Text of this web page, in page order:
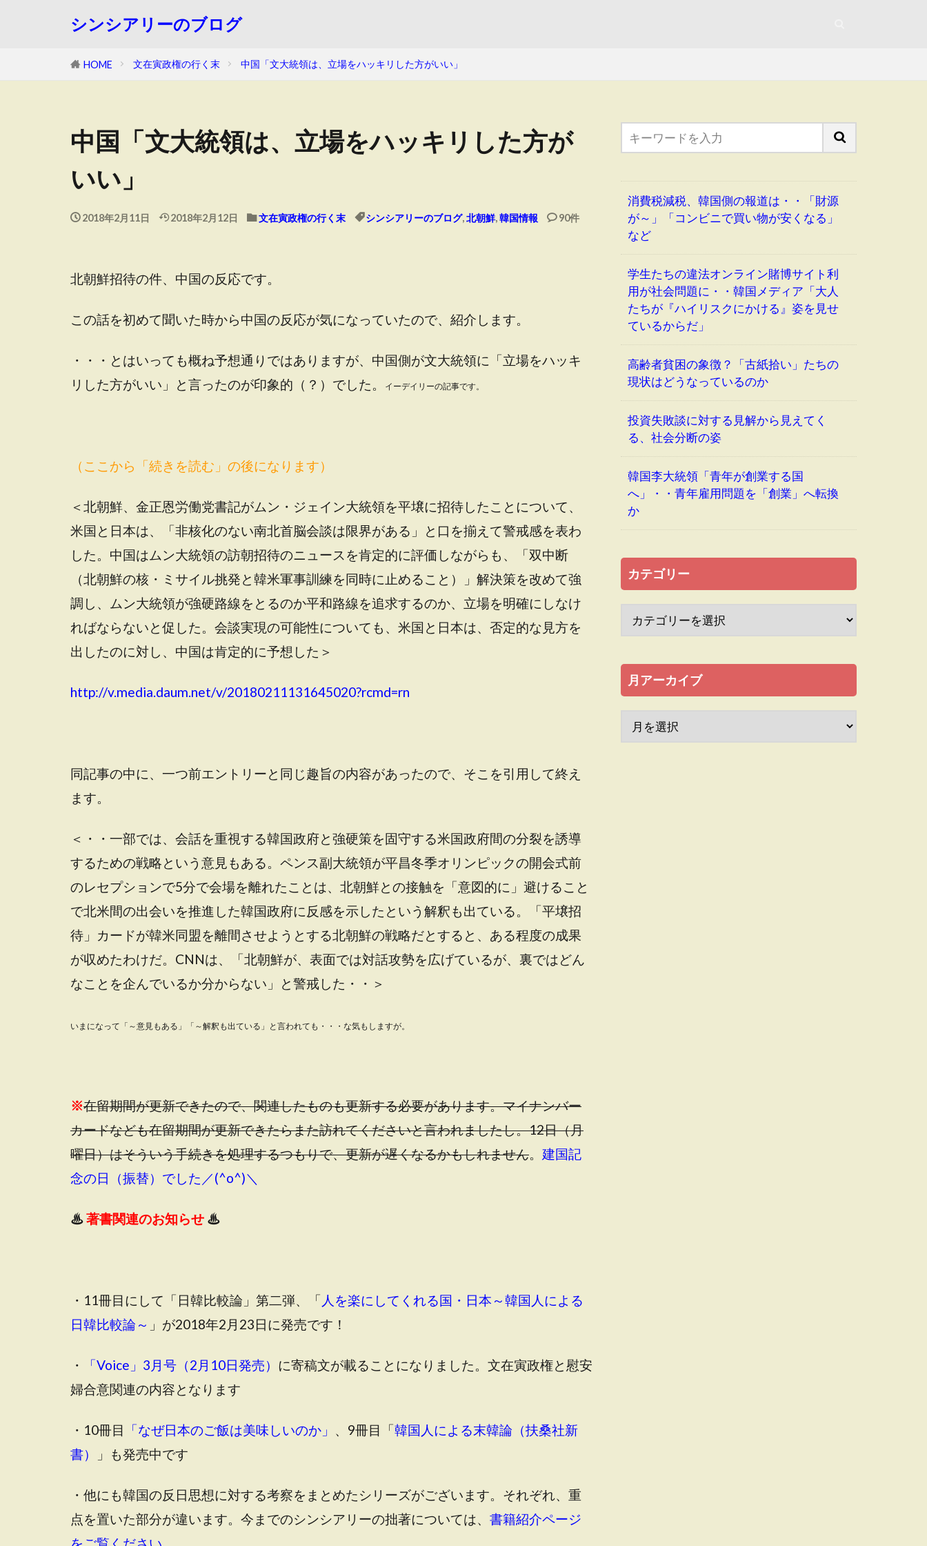
シンシアリーのブログ
HOME 文在寅政権の行く末 中国「文大統領は、立場をハッキリした方がいい」
中国「文大統領は、立場をハッキリした方が
いい」
2018年2月11日 2018年2月12日 文在寅政権の行く末 シンシアリーのブログ,北朝鮮,韓国情報 90件
北朝鮮招待の件、中国の反応です。
この話を初めて聞いた時から中国の反応が気になっていたので、紹介します。
・・・とはいっても概ね予想通りではありますが、中国側が文大統領に「立場をハッキ
リした方がいい」と言ったのが印象的（？）でした。
イーデイリーの記事です。
（ここから「続きを読む」の後になります）
＜北朝鮮、金正恩労働党書記がムン・ジェイン大統領を平壌に招待したことについて、
米国と日本は、「非核化のない南北首脳会談は限界がある」と口を揃えて警戒感を表わ
した。中国はムン大統領の訪朝招待のニュースを肯定的に評価しながらも、「双中断
（北朝鮮の核・ミサイル挑発と韓米軍事訓練を同時に止めること）」解決策を改めて強
調し、ムン大統領が強硬路線をとるのか平和路線を追求するのか、立場を明確にしなけ
ればならないと促した。会談実現の可能性についても、米国と日本は、否定的な見方を
出したのに対し、中国は肯定的に予想した＞
http://v.media.daum.net/v/20180211131645020?rcmd=rn
同記事の中に、一つ前エントリーと同じ趣旨の内容があったので、そこを引用して終え
ます。
＜・・一部では、会話を重視する韓国政府と強硬策を固守する米国政府間の分裂を誘導
するための戦略という意見もある。ペンス副大統領が平昌冬季オリンピックの開会式前
のレセプションで5分で会場を離れたことは、北朝鮮との接触を「意図的に」避けること
で北米間の出会いを推進した韓国政府に反感を示したという解釈も出ている。「平壌招
待」カードが韓米同盟を離間させようとする北朝鮮の戦略だとすると、ある程度の成果
が収めたわけだ。CNNは、「北朝鮮が、表面では対話攻勢を広げているが、裏ではどん
なことを企んでいるか分からない」と警戒した・・＞
いまになって「～意見もある」「～解釈も出ている」と言われても・・・な気もしますが。
※在留期間が更新できたので、関連したものも更新する必要があります。マイナンバー
カードなども在留期間が更新できたらまた訪れてくださいと言われましたし。12日（月
曜日）はそういう手続きを処理するつもりで、更新が遅くなるかもしれません。 建国記
念の日（振替） でした／(^o^)＼
♨著書関連のお知らせ ♨
・11冊目にして「日韓比較論」第二弾、「 人を楽にしてくれる国・日本～韓国人による
日韓比較論～ 」が2018年2月23日に発売です！
・ 「Voice」3月号（2月10日発売） に寄稿文が載ることになりました。文在寅政権と慰安
婦合意関連の内容となります
・10冊目 「なぜ日本のご飯は美味しいのか」 、9冊目「韓国人による末韓論（扶桑社新
書）
」も発売中です
・他にも韓国の反日思想に対する考察をまとめたシリーズがございます。それぞれ、重
点を置いた部分が違います。今までのシンシアリーの拙著については、 書籍紹介ページ
消費税減税、韓国側の報道は・・「財源
が～」「コンビニで買い物が安くなる」
など
学生たちの違法オンライン賭博サイト利
用が社会問題に・・韓国メディア「大人
たちが『ハイリスクにかける』姿を見せ
ているからだ」
高齢者貧困の象徴？「古紙拾い」たちの
現状はどうなっているのか
投資失敗談に対する見解から見えてく
る、社会分断の姿
韓国李大統領「青年が創業する国
へ」・・青年雇用問題を「創業」へ転換
か
カテゴリー
月アーカイブ